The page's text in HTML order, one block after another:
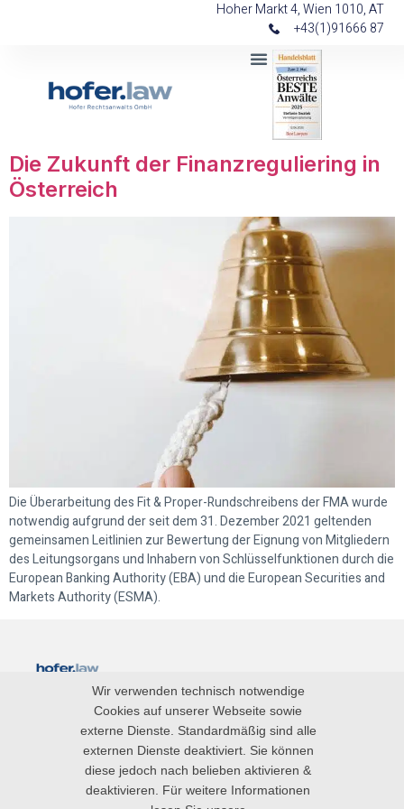
Hoher Markt 4, Wien 1010, AT
+43(1)91666 87
Die Zukunft der Finanzreguliering in
Österreich
Die Überarbeitung des Fit & Proper-Rundschreibens der FMA wurde
notwendig aufgrund der seit dem 31. Dezember 2021 geltenden
gemeinsamen Leitlinien zur Bewertung der Eignung von Mitgliedern
des Leitungsorgans und Inhabern von Schlüsselfunktionen durch die
European Banking Authority (EBA) und die European Securities and
Markets Authority (ESMA).
Impressum
Datenschutz
Wir verwenden technisch notwendige
Cookies auf unserer Webseite sowie
externe Dienste. Standardmäßig sind alle
externen Dienste deaktiviert. Sie können
diese jedoch nach belieben aktivieren &
deaktivieren. Für weitere Informationen